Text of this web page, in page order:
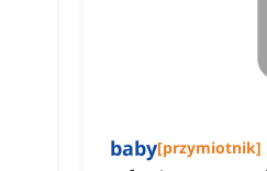
baby[przymiotnik]